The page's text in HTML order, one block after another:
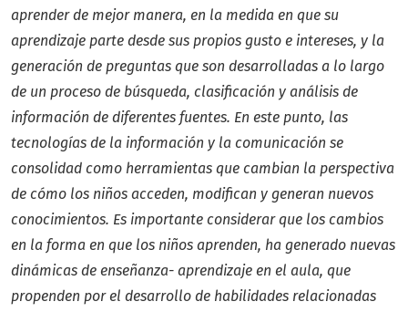
aprender de mejor manera, en la medida en que su
aprendizaje parte desde sus propios gusto e intereses, y la
generación de preguntas que son desarrolladas a lo largo
de un proceso de búsqueda, clasificación y análisis de
información de diferentes fuentes. En este punto, las
tecnologías de la información y la comunicación se
consolidad como herramientas que cambian la perspectiva
de cómo los niños acceden, modifican y generan nuevos
conocimientos. Es importante considerar que los cambios
en la forma en que los niños aprenden, ha generado nuevas
dinámicas de enseñanza- aprendizaje en el aula, que
propenden por el desarrollo de habilidades relacionadas